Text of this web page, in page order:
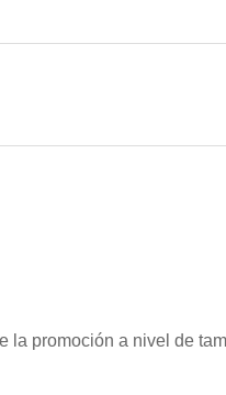
la promoción a nivel de